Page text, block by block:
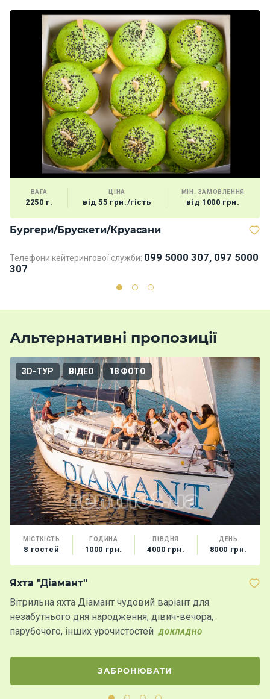
ВАГА
2250 г.
ЦІНА
від 55 грн./гість
МІН. ЗАМОВЛЕННЯ
від 1000 грн.
Бургери/Брускети/Круасани
Телефони кейтерингової служби: 099 5000 307, 097 5000
307
Альтернативні пропозиції
3D-ТУР ВІДЕО 18 ФОТО
МІСТКІСТЬ
8 гостей
ГОДИНА
1000 грн.
ПІВДНЯ
4000 грн.
ДЕНЬ
8000 грн.
Яхта "Діамант"
Вітрильна яхта Діамант чудовий варіант для
незабутнього дня народження, дівич-вечора,
парубочого, інших урочистостей
ДОКЛАДНО
ЗАБРОНЮВАТИ